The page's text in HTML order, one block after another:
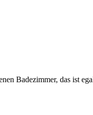
Badezimmer, das ist